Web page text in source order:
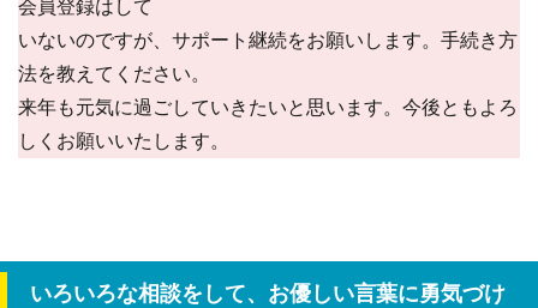
会員登録はして
いないのですが、サポート継続をお願いします。手続き方
法を教えてください。
来年も元気に過ごしていきたいと思います。今後ともよろ
しくお願いいたします。
いろいろな相談をして、お優しい言葉に勇気づけ